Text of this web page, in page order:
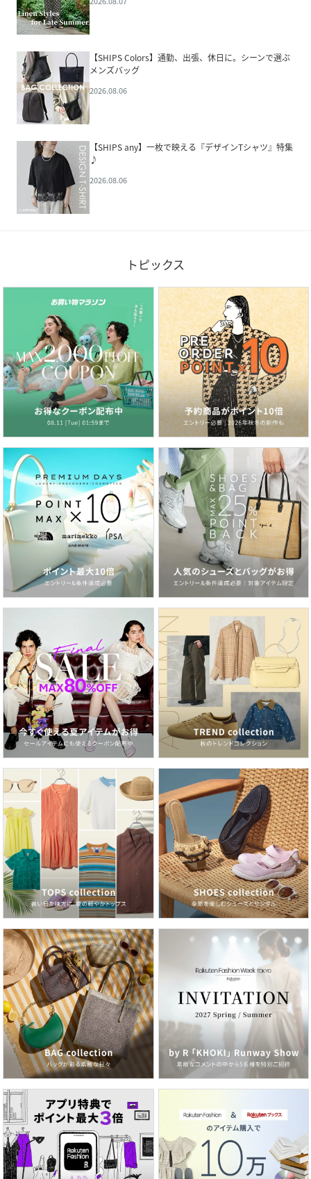
【SHIPS Colors】通勤、出張、休日に。シーンで選ぶ
メンズバッグ
2026.08.06
【SHIPS any】一枚で映える『デザインTシャツ』特集
♪
2026.08.06
トピックス